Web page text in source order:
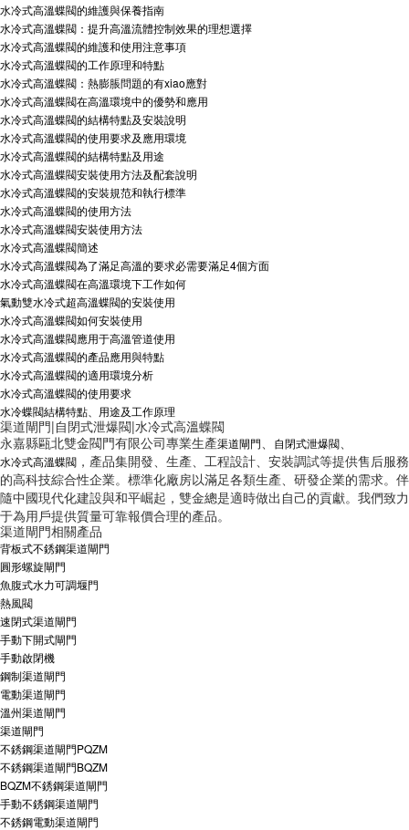
水冷式高溫蝶閥的維護與保養指南
水冷式高溫蝶閥：提升高溫流體控制效果的理想選擇
水冷式高溫蝶閥的維護和使用注意事項
水冷式高溫蝶閥的工作原理和特點
水冷式高溫蝶閥：熱膨脹問題的有xiao應對
水冷式高溫蝶閥在高溫環境中的優勢和應用
水冷式高溫蝶閥的結構特點及安裝說明
水冷式高溫蝶閥的使用要求及應用環境
水冷式高溫蝶閥的結構特點及用途
水冷式高溫蝶閥安裝使用方法及配套說明
水冷式高溫蝶閥的安裝規范和執行標準
水冷式高溫蝶閥的使用方法
水冷式高溫蝶閥安裝使用方法
水冷式高溫蝶閥簡述
水冷式高溫蝶閥為了滿足高溫的要求必需要滿足4個方面
水冷式高溫蝶閥在高溫環境下工作如何
氣動雙水冷式超高溫蝶閥的安裝使用
水冷式高溫蝶閥如何安裝使用
水冷式高溫蝶閥應用于高溫管道使用
水冷式高溫蝶閥的產品應用與特點
水冷式高溫蝶閥的適用環境分析
水冷式高溫蝶閥的使用要求
水冷蝶閥結構特點、用途及工作原理
渠道閘門|自閉式泄爆閥|水冷式高溫蝶閥
永嘉縣甌北雙金閥門有限公司專業生產渠道閘門 自閉式泄爆閥
水冷式高溫蝶閥 ，產品集開發、生產、工程設計、安裝調試等提供售后服務
的高科技綜合性企業。標準化廠房以滿足各類生產、研發企業的需求。伴
隨中國現代化建設與和平崛起，雙金總是適時做出自己的貢獻。我們致力
于為用戶提供質量可靠報價合理的產品。
渠道閘門相關產品
背板式不銹鋼渠道閘門
圓形螺旋閘門
魚腹式水力可調堰門
熱風閥
速閉式渠道閘門
手動下開式閘門
手動啟閉機
鋼制渠道閘門
電動渠道閘門
溫州渠道閘門
渠道閘門
不銹鋼渠道閘門PQZM
不銹鋼渠道閘門BQZM
BQZM不銹鋼渠道閘門
手動不銹鋼渠道閘門
不銹鋼電動渠道閘門